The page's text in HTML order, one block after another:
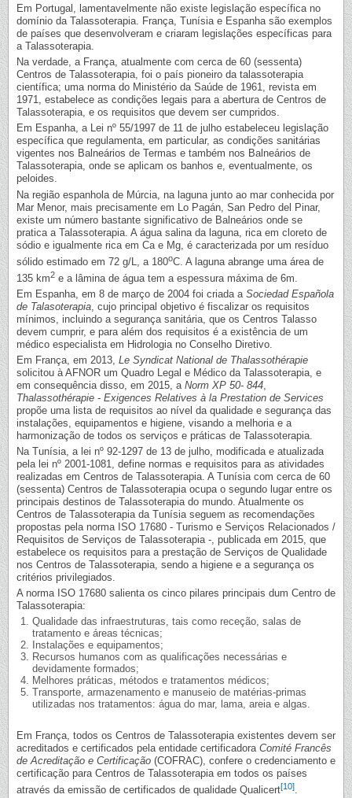
Em Portugal, lamentavelmente não existe legislação específica no
domínio da Talassoterapia. França, Tunísia e Espanha são exemplos
de países que desenvolveram e criaram legislações específicas para
a Talassoterapia.
Na verdade, a França, atualmente com cerca de 60 (sessenta)
Centros de Talassoterapia, foi o país pioneiro da talassoterapia
científica; uma norma do Ministério da Saúde de 1961, revista em
1971, estabelece as condições legais para a abertura de Centros de
Talassoterapia, e os requisitos que devem ser cumpridos.
Em Espanha, a Lei nº 55/1997 de 11 de julho estabeleceu legislação
específica que regulamenta, em particular, as condições sanitárias
vigentes nos Balneários de Termas e também nos Balneários de
Talassoterapia, onde se aplicam os banhos e, eventualmente, os
peloides.
Na região espanhola de Múrcia, na laguna junto ao mar conhecida por
Mar Menor, mais precisamente em Lo Pagán, San Pedro del Pinar,
existe um número bastante significativo de Balneários onde se
pratica a Talassoterapia. A água salina da laguna, rica em cloreto de
sódio e igualmente rica em Ca e Mg, é caracterizada por um resíduo
sólido estimado em 72 g/L, a 180oC. A laguna abrange uma área de
135 km2 e a lâmina de água tem a espessura máxima de 6m.
Em Espanha, em 8 de março de 2004 foi criada a Sociedad Española
de Talasoterapia, cujo principal objetivo é fiscalizar os requisitos
mínimos, incluindo a segurança sanitária, que os Centros Talasso
devem cumprir, e para além dos requisitos é a existência de um
médico especialista em Hidrologia no Conselho Diretivo.
Em França, em 2013, Le Syndicat National de Thalassothérapie
solicitou à AFNOR um Quadro Legal e Médico da Talassoterapia, e
em consequência disso, em 2015, a Norm XP 50- 844,
Thalassothérapie - Exigences Relatives à la Prestation de Services
propõe uma lista de requisitos ao nível da qualidade e segurança das
instalações, equipamentos e higiene, visando a melhoria e a
harmonização de todos os serviços e práticas de Talassoterapia.
Na Tunísia, a lei nº 92-1297 de 13 de julho, modificada e atualizada
pela lei nº 2001-1081, define normas e requisitos para as atividades
realizadas em Centros de Talassoterapia. A Tunísia com cerca de 60
(sessenta) Centros de Talassoterapia ocupa o segundo lugar entre os
principais destinos de Talassoterapia do mundo. Atualmente os
Centros de Talassoterapia da Tunísia seguem as recomendações
propostas pela norma ISO 17680 - Turismo e Serviços Relacionados /
Requisitos de Serviços de Talassoterapia -, publicada em 2015, que
estabelece os requisitos para a prestação de Serviços de Qualidade
nos Centros de Talassoterapia, sendo a higiene e a segurança os
critérios privilegiados.
A norma ISO 17680 salienta os cinco pilares principais dum Centro de
Talassoterapia:
Qualidade das infraestruturas, tais como receção, salas de
tratamento e áreas técnicas;
Instalações e equipamentos;
Recursos humanos com as qualificações necessárias e
devidamente formados;
Melhores práticas, métodos e tratamentos médicos;
Transporte, armazenamento e manuseio de matérias-primas
utilizadas nos tratamentos: água do mar, lama, areia e algas.
Em França, todos os Centros de Talassoterapia existentes devem ser
acreditados e certificados pela entidade certificadora Comité Francês
de Acreditação e Certificação (COFRAC), confere o credenciamento e
certificação para Centros de Talassoterapia em todos os países
através da emissão de certificados de qualidade Qualicert[10]